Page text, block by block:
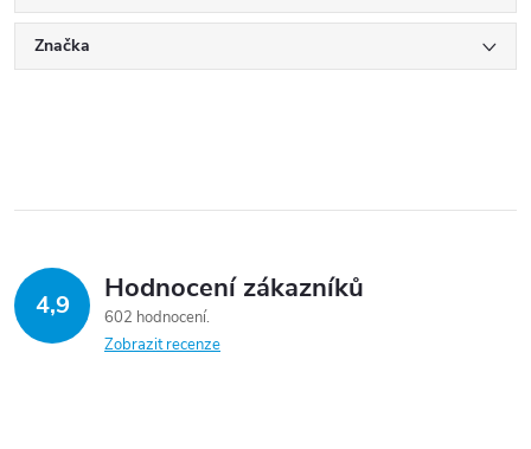
Značka
4,9 Hodnocení zákazníků
602 hodnocení
Zobrazit recenze